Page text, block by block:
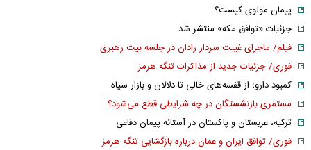
پیمان مولوی کیست؟
جزئیات «توافق مکه» منتشر شد
فیلم/ ماجرای غیبت سردار رادان در جلسه بیت رهبری
فوری/ جزئیات جدید از مذاکرات تنگه هرمز
کمبود دارو؛ از قفسه‌های خالی تا دلالان و بازار سیاه
مستمری بازنشستگان در چه شرایطی قطع می‌شود؟
ترکیه، عربستان و پاکستان در آستانه پیمان دفاعی
فوری/ توافق ایران و عمان درباره بازگشایی تنگه هرمز